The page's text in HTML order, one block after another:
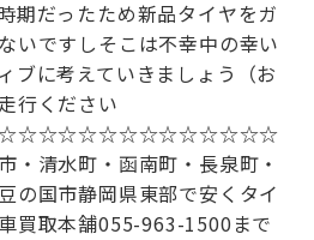
期だったため新品タイヤをガ
いですし そこは不幸中の幸い
ブに考えていきましょう（お
行ください
・清水町・函南町 ・長泉町・
の国市静岡県東部で安くタイ
取本舗055-963-1500まで